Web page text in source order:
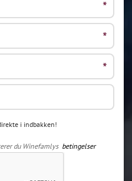
i indbakken!
du Winefamlys betingelser